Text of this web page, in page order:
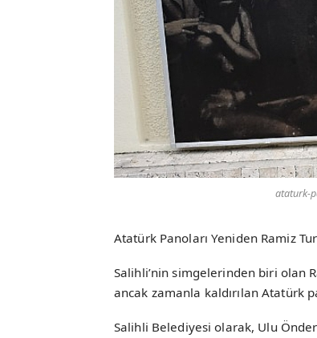
ataturk-
Atatürk Panoları Yeniden Ramiz
Salihli’nin simgelerinden biri olan
ancak zamanla kaldırılan Atatürk
Salihli Belediyesi olarak, Ulu Önder